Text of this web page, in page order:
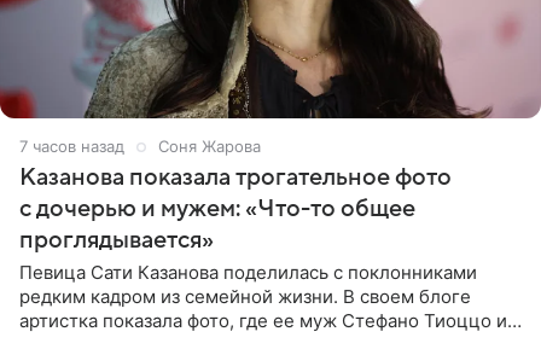
7 часов назад Соня Жарова
Казанова показала трогательное фото
с дочерью и мужем: «Что-то общее
проглядывается»
Певица Сати Казанова поделилась с поклонниками
редким кадром из семейной жизни. В своем блоге
артистка показала фото, где ее муж Стефано Тиоццо и